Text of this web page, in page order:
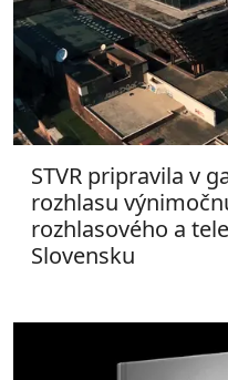
STVR pripravila v
rozhlasu
rozhlasového a
Slovensku